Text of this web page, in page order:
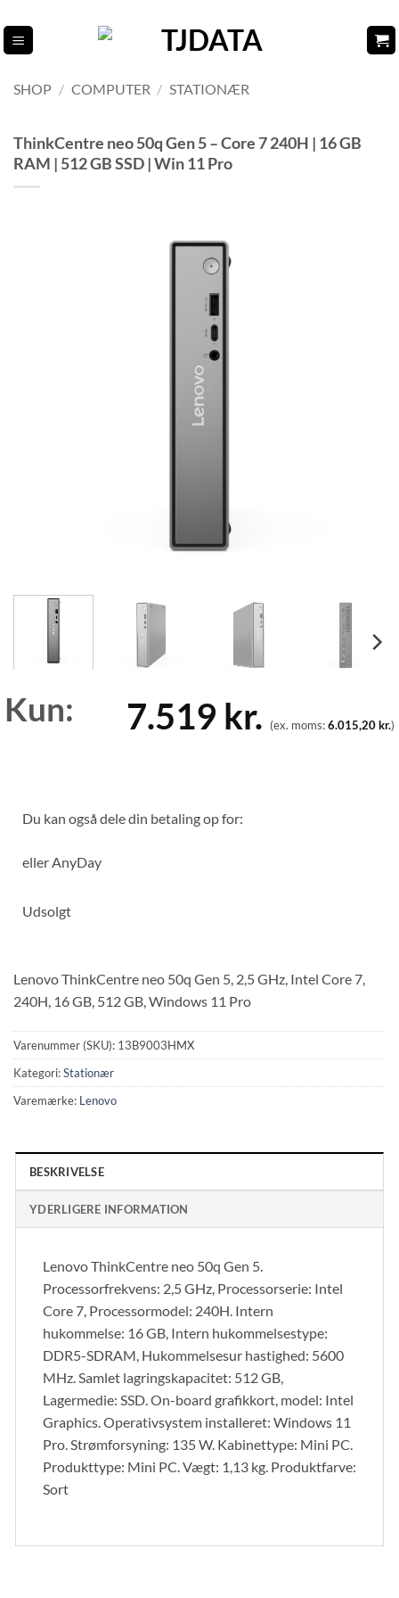
til
indhold
SHOP / COMPUTER / STATIONÆR
ThinkCentre neo 50q Gen 5 – Core 7 240H | 16 GB
RAM | 512 GB SSD | Win 11 Pro
Kun: 7.519 kr. (ex. moms:6.015,20kr.)
Du kan også dele din betaling op for:
ellerAnyDay
Udsolgt
Lenovo ThinkCentre neo 50q Gen 5, 2,5 GHz, Intel Core 7,
240H, 16 GB, 512 GB, Windows 11 Pro
Varenummer (SKU): 13B9003HMX
Kategori:Stationær
Varemærke: Lenovo
BESKRIVELSE
YDERLIGERE INFORMATION
Lenovo ThinkCentre neo 50q Gen 5.
Processorfrekvens: 2,5 GHz, Processorserie: Intel
Core 7, Processormodel: 240H. Intern
hukommelse: 16 GB, Intern hukommelsestype:
DDR5-SDRAM, Hukommelsesur hastighed: 5600
MHz. Samlet lagringskapacitet: 512 GB,
Lagermedie: SSD. On-board grafikkort, model: Intel
Graphics. Operativsystem installeret: Windows 11
Pro. Strømforsyning: 135 W. Kabinettype: Mini PC.
Produkttype: Mini PC. Vægt: 1,13 kg. Produktfarve:
Sort